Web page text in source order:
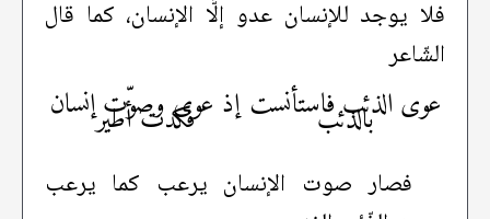
فلا يوجد للإنسان عدو إلَّا الإنسان، كما قال
الشّاعر
عوى الذئب فاستأنست
بالذئب إذ عوى وصوّت إنسان
فكدت أطير
فصار صوت الإنسان يرعب كما يرعب